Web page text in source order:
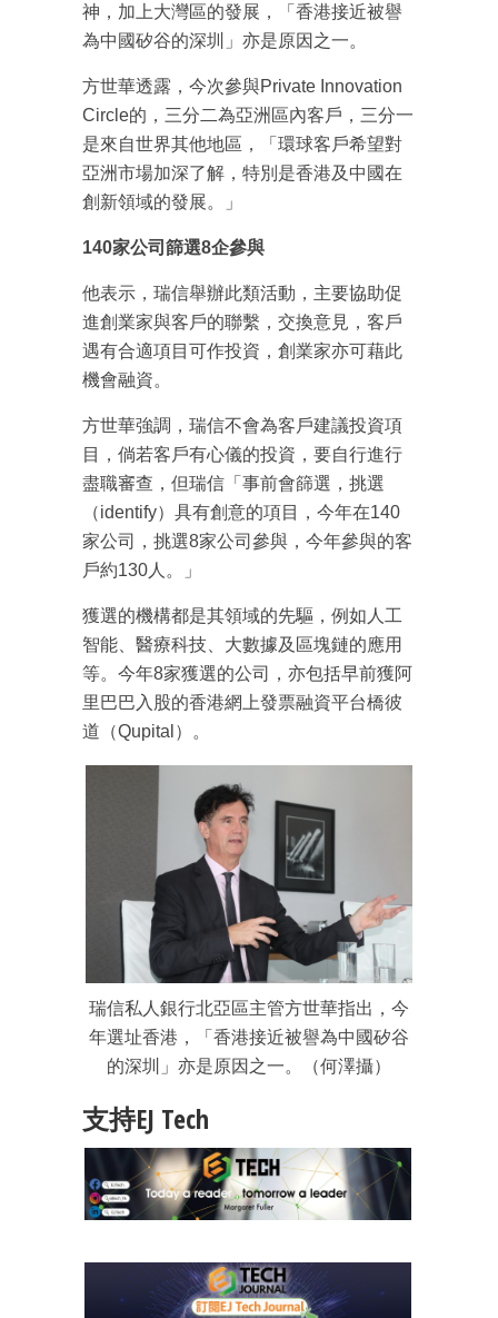
神，加上大灣區的發展，「香港接近被譽
為中國矽谷的深圳」亦是原因之一。
方世華透露，今次參與Private Innovation
Circle的，三分二為亞洲區內客戶，三分一
是來自世界其他地區，「環球客戶希望對
亞洲市場加深了解，特別是香港及中國在
創新領域的發展。」
140家公司篩選8企參與
他表示，瑞信舉辦此類活動，主要協助促
進創業家與客戶的聯繫，交換意見，客戶
遇有合適項目可作投資，創業家亦可藉此
機會融資。
方世華強調，瑞信不會為客戶建議投資項
目，倘若客戶有心儀的投資，要自行進行
盡職審查，但瑞信「事前會篩選，挑選
（identify）具有創意的項目，今年在140
家公司，挑選8家公司參與，今年參與的客
戶約130人。」
獲選的機構都是其領域的先驅，例如人工
智能、醫療科技、大數據及區塊鏈的應用
等。今年8家獲選的公司，亦包括早前獲阿
里巴巴入股的香港網上發票融資平台橋彼
道（Qupital）。
瑞信私人銀行北亞區主管方世華指出，今
年選址香港，「香港接近被譽為中國矽谷
的深圳」亦是原因之一。（何澤攝）
支持EJ Tech
成為 EJ Tech 會員
最新資訊（附創業懶人包）
箱！